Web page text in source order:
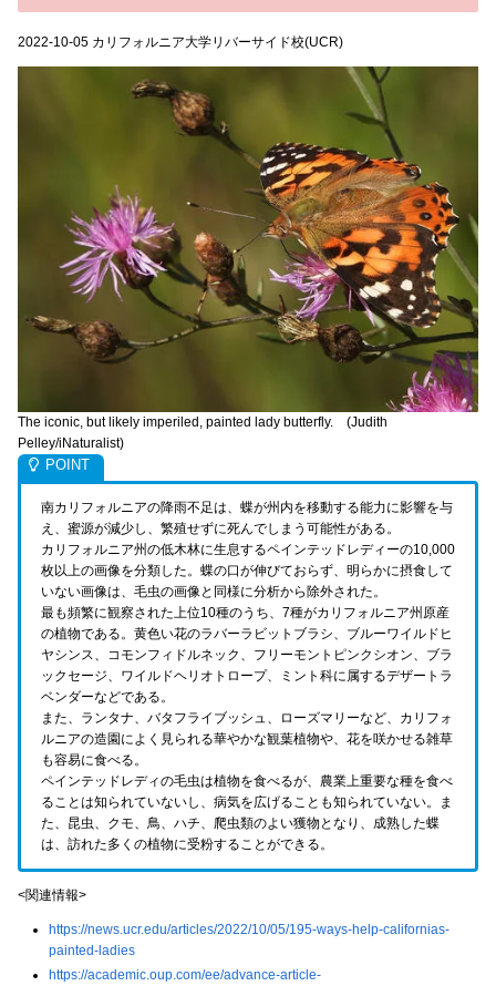
2022-10-05 カリフォルニア大学リバーサイド校(UCR)
The iconic, but likely imperiled, painted lady butterfly. (Judith
Pelley/iNaturalist)
南カリフォルニアの降雨不足は、蝶が州内を移動する能力に影響を与
え、蜜源が減少し、繁殖せずに死んでしまう可能性がある。
カリフォルニア州の低木林に生息するペインテッドレディーの10,000
枚以上の画像を分類した。蝶の口が伸びておらず、明らかに摂食して
いない画像は、毛虫の画像と同様に分析から除外された。
最も頻繁に観察された上位10種のうち、7種がカリフォルニア州原産
の植物である。黄色い花のラバーラビットブラシ、ブルーワイルドヒ
ヤシンス、コモンフィドルネック、フリーモントピンクシオン、ブラ
ックセージ、ワイルドヘリオトロープ、ミント科に属するデザートラ
ベンダーなどである。
また、ランタナ、バタフライブッシュ、ローズマリーなど、カリフォ
ルニアの造園によく見られる華やかな観葉植物や、花を咲かせる雑草
も容易に食べる。
ペインテッドレディの毛虫は植物を食べるが、農業上重要な種を食べ
ることは知られていないし、病気を広げることも知られていない。ま
た、昆虫、クモ、鳥、ハチ、爬虫類のよい獲物となり、成熟した蝶
は、訪れた多くの植物に受粉することができる。
<関連情報>
https://news.ucr.edu/articles/2022/10/05/195-ways-help-californias-
painted-ladies
https://academic.oup.com/ee/advance-article-